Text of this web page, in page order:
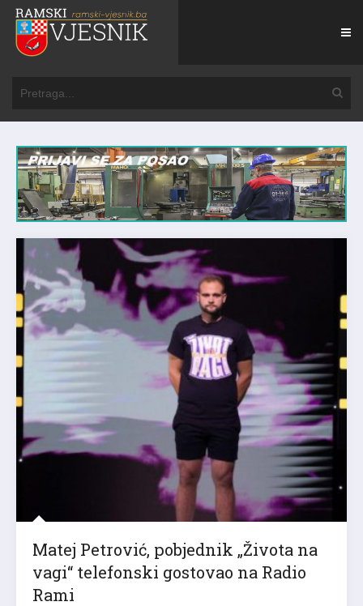
Matej Petrović, pobjednik „Života na
vagi“ telefonski gostovao na Radio
Rami